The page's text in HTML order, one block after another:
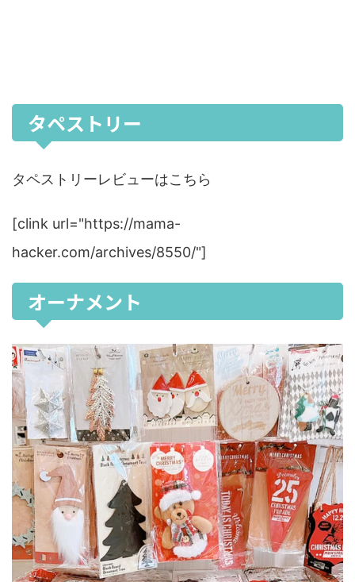
タペストリー
タペストリーレビューはこちら
[clink url="https://mama-
hacker.com/archives/8550/"]
オーナメント